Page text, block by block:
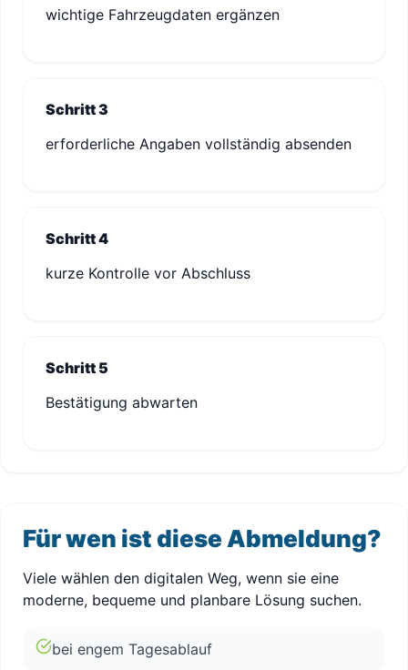
wichtige Fahrzeugdaten ergänzen
Schritt 3
erforderliche Angaben vollständig absenden
Schritt 4
kurze Kontrolle vor Abschluss
Schritt 5
Bestätigung abwarten
Für wen ist diese Abmeldung?
Viele wählen den digitalen Weg, wenn sie eine
moderne, bequeme und planbare Lösung suchen.
bei engem Tagesablauf